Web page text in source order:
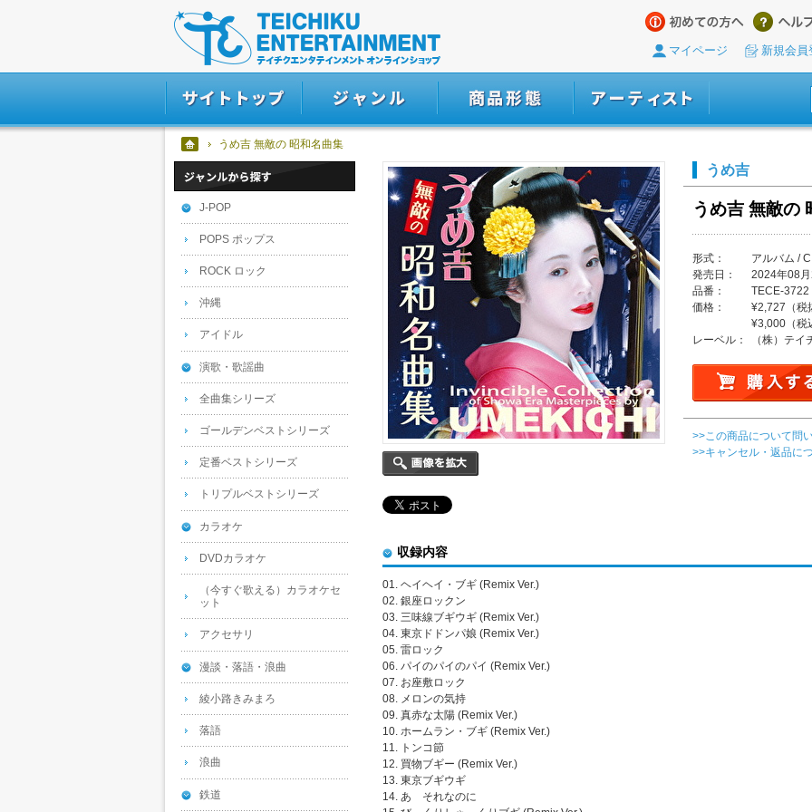
マイページ 新規会員
うめ吉 無敵の 昭和名曲集
うめ吉
うめ吉 無敵の
形式：
アルバム /
発売日：
2024年08月
品番：
TECE-3722
価格：
¥2,727（税
¥3,000（税
レーベル：
（株）テ
>>この商品について問
>>キャンセル・返品に
収録内容
01. ヘイヘイ・ブギ (Remix Ver.)
02. 銀座ロックン
03. 三味線ブギウギ (Remix Ver.)
04. 東京ドドンパ娘 (Remix Ver.)
05. 雷ロック
06. パイのパイのパイ (Remix Ver.)
07. お座敷ロック
08. メロンの気持
09. 真赤な太陽 (Remix Ver.)
10. ホームラン・ブギ (Remix Ver.)
11. トンコ節
12. 買物ブギー (Remix Ver.)
13. 東京ブギウギ
14. あゝそれなのに
J-POP
POPS ポップス
ROCK ロック
沖縄
アイドル
演歌・歌謡曲
全曲集シリーズ
ゴールデンベストシリーズ
定番ベストシリーズ
トリプルベストシリーズ
カラオケ
DVDカラオケ
（今すぐ歌える）カラオケセ
ット
アクセサリ
漫談・落語・浪曲
綾小路きみまろ
落語
浪曲
鉄道